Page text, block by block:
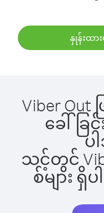
နှုန်းထား
Viber Out
ခေါ်ခ
ပ
သင့်တွင်
စ်များ